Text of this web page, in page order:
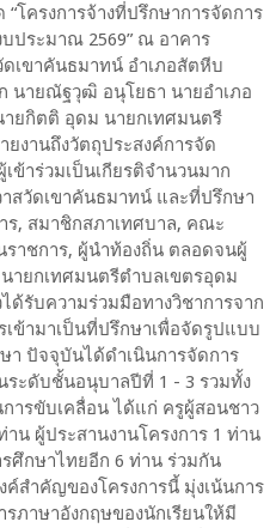
โครงการจ้างที่ปรึกษาการจัดการ
ประมาณ 2569” ณ อาคาร
เขาคันธมาทน์ อำเภอสัตหีบ
นายณัฐวุฒิ อนุโยธา นายอำเภอ
ยกิตติ อุดม นายกเทศมนตรี
งานถึงวัตถุประสงค์การจัด
ข้าร่วมเป็นเกียรติจำนวนมาก
สวัดเขาคันธมาทน์ และที่ปรึกษา
, สมาชิกสภาเทศบาล, คณะ
าชการ, ผู้นำท้องถิ่น ตลอดจนผู้
ยกเทศมนตรีตำบลเขตรอุดม
ด้รับความร่วมมือทางวิชาการจาก
ข้ามาเป็นที่ปรึกษาเพื่อจัดรูปแบบ
า ปัจจุบันได้ดำเนินการจัดการ
ระดับชั้นอนุบาลปีที่ 1 - 3 รวมทั้ง
ารขับเคลื่อน ได้แก่ ครูผู้สอนชาว
น ผู้ประสานงานโครงการ 1 ท่าน
ศึกษาไทยอีก 6 ท่าน ร่วมกัน
สำคัญของโครงการนี้ มุ่งเน้นการ
ภาษาอังกฤษของนักเรียนให้มี